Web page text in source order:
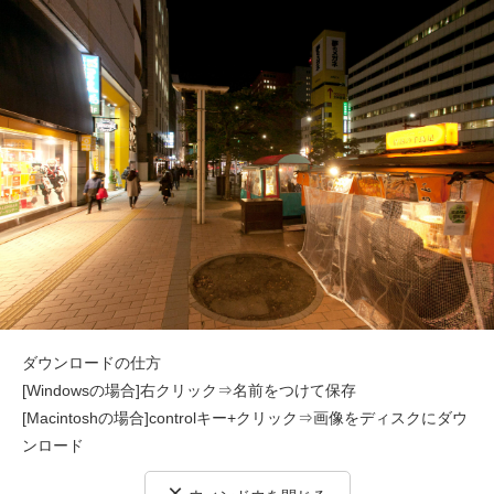
ダウンロードの仕方
[Windowsの場合]右クリック⇒名前をつけて保存
[Macintoshの場合]controlキー+クリック⇒画像をディスクにダウ
ンロード